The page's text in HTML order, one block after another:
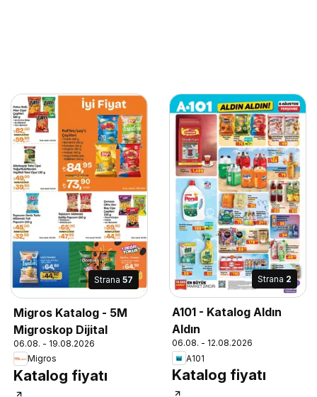
Strana 57
Migros Katalog - 5M
Migroskop Dijital
06.08. - 19.08.2026
Migros
Katalog fiyatı
Strana 2
A101 - Katalog Aldın
Aldın
06.08. - 12.08.2026
A101
Katalog fiyatı